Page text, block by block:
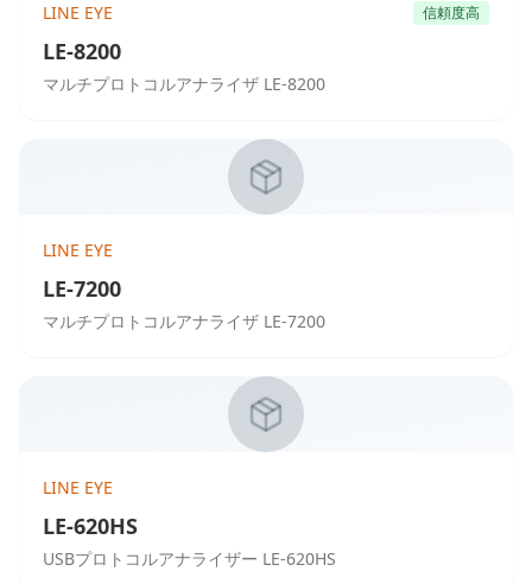
LINE EYE 信頼度高
LE-8200
マルチプロトコルアナライザ LE-8200
LINE EYE
LE-7200
マルチプロトコルアナライザ LE-7200
LINE EYE
LE-620HS
USBプロトコルアナライザー LE-620HS